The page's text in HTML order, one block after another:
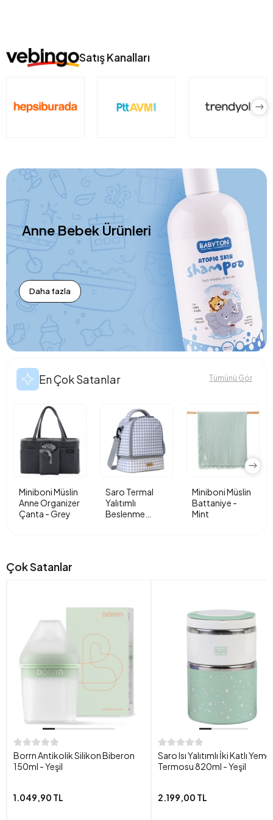
Satış Kanalları
Anne Bebek Ürünleri
Daha fazla
En Çok Satanlar Tümünü Gör
Miniboni Müslin
Anne Organizer
Çanta - Grey
Saro Termal
Yalıtımlı
Beslenme
Miniboni Müslin
Battaniye -
Mint
Çok Satanlar
Borrn Antikolik Silikon Biberon
150ml - Yeşil
1.049,90 TL
Saro Isı Yalıtımlı İki Katlı
Termosu 820ml - Yeşil
2.199,00 TL